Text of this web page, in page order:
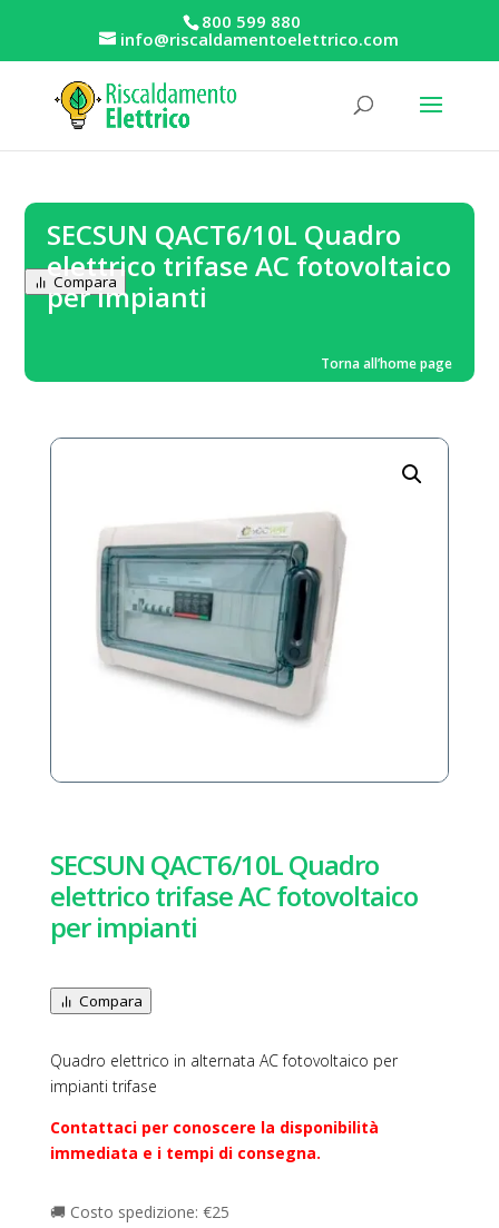
800 599 880
info@riscaldamentoelettrico.com
SECSUN QACT6/10L Quadro
elettrico trifase AC fotovoltaico
per impianti
Compara
Torna all’home page
SECSUN QACT6/10L Quadro
elettrico trifase AC fotovoltaico
per impianti
Compara
Quadro elettrico in alternata AC fotovoltaico per
impianti trifase
Contattaci per conoscere la disponibilità
immediata e i tempi di consegna.
🚚 Costo spedizione: €25